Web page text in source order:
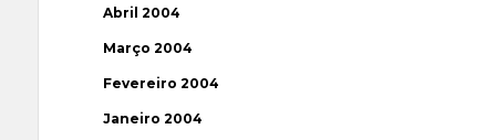
Abril 2004
Março 2004
Fevereiro 2004
Janeiro 2004